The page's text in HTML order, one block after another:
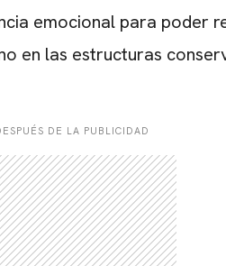
emocional para poder
en las estructuras
DE LA PUBLICIDAD